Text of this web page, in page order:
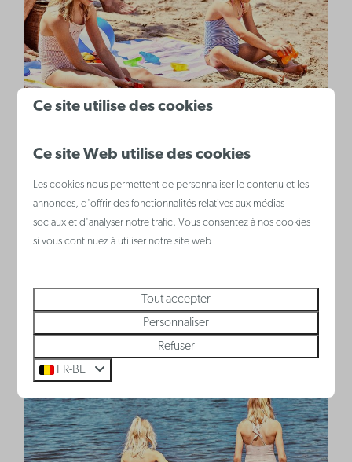
Ce site utilise des cookies
Ce site Web utilise des cookies
Les cookies nous permettent de personnaliser le contenu et les
annonces, d'offrir des fonctionnalités relatives aux médias
sociaux et d'analyser notre trafic. Vous consentez à nos cookies
si vous continuez à utiliser notre site web
Tout accepter
Personnaliser
Refuser
FR-BE